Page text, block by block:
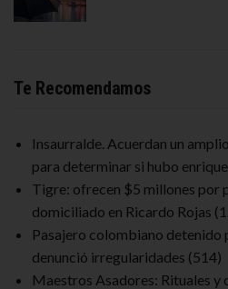
Te Recomendamos
Insaurralde. Acuerdan un
para determinar si hubo
Tigre: ofrecen $5 millones por
domiciliado en Ricardo Rojas
Pasajero colombiano detenido
denunció irregularidades (514)
Maestros Asadores: Rituales y